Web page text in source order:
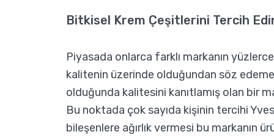
Bitkisel Krem Çeşitlerini Tercih
Piyasada onlarca farklı markanın
kalitenin üzerinde olduğundan söz
olduğunda kalitesini kanıtlamış olan bir
Bu noktada çok sayıda kişinin tercihi
bileşenlere ağırlık vermesi bu markanın